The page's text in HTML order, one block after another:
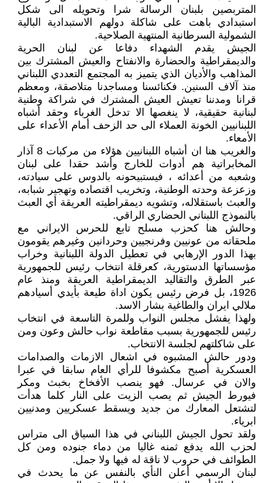
المتربصين بلبنان الرسالة شرا وتحويله الى شكل
استبدادي باهت على شاكلة دولهم الاستبدادية البالية
الشمولية السرطانية المنتهية الصلاحية.
الجيش يقدم الشهداء دفاعا عن لبنان الحرية
والديمقراطية والحضارة والانفتاح والعيش المشترك بين
المذاهب والأديان الذي يتميز به المجتمع التعددي اللبناني
منذ آلاف السنين. فكنائسنا ومساجدنا متلاصقة، ومعظم
قرانا ومدننا تعيش العيش المشترك في شراكة وطنية
لبنانية حقيقية، لا ينغصها الا تدخل الغرباء وحقد أشباه
اللبنانيين الخونة العملاء الى حد الزحف أمام الأعداء على
الأمعاء.
والغريب هنا ان أشباه اللبنانيين هؤلاء من مركبات 8 آذار
المخابراتية هم أدوات للخارج وأشد حقدا على لبنان
وشعبه من أعدائه ، فيستبيحونه بالدوس على سيادته،
وزعزعة وحدته الوطنية، وتخريب اقتصاده وتهجير شبابه،
والعبث باستقلاله، وتشويه ديمقراطيته العريقة أي العبث
بالنموذج اللبناني الحضاري الراقي.
وحالش هنا كحزب مسلح تابع للحرس الايراني مع
ملحقاته من عونيين وفرنجيين وحردانين وغيرهم يقومون
بهذا الدور الإرهابي في تعطيل الدولة اللبنانية وخراب
مؤسساتها الدستورية، كعرقلة انتخاب رئيس للجمهورية
عبر الطرق والتقاليد الديمقراطية العريقة ومنذ عام
1926، بل فرض رئيس يكون اداة طيعة بأيدي أسيادهم
ملالي ايران والطاغية بشار الاسد.
ولهذا يفشل مجلس النواب وللمرة التاسعة في انتخاب
رئيس للجمهورية بسبب مقاطعة نواب حالش وعون ومن
على شاكلتهم لجلسة الانتخاب.
ودور حالش المشبوه في اشعال الازمات والصدامات
العسكرية أصبح مكشوفا للرأي العام سابقا في عبرا
والان في عرسال. فهو ينصب الأفخاخ بخبث ومكر
فيورط الجيش ثم يصب الزيت على النار كلما هدأت
لتشتعل المعارك من جديد ويسقط عسكريين ومدنيين
ابرياء.
ولقد تحول الجيش اللبناني في هذا السياق الى متراس
لحزب الله يدفع ثمنه غاليا من دماء جنوده ومن كل
الطوائف في حروب لا ناقة له فيها ولا جمل.
لبنان الرسمي أعلن النأي بالنفس عن ما يحدث في